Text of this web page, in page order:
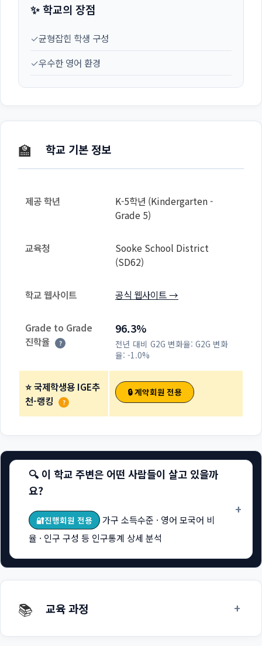
✨ 학교의 장점
✓균형잡힌 학생 구성
✓우수한 영어 환경
🏫 학교 기본 정보
제공 학년
K-5학년 (Kindergarten -
Grade 5)
교육청
Sooke School District
(SD62)
학교 웹사이트 공식 웹사이트 →
Grade to Grade
진학율
?
96.3%
전년 대비 G2G 변화율: G2G 변화
율: -1.0%
⭐ 국제학생용 IGE추
천-랭킹
?
🔒 계약회원 전용
🔍 이 학교 주변은 어떤 사람들이 살고 있을까
요?
🔐진행회원 전용
가구 소득수준 · 영어 모국어 비
율 · 인구 구성 등 인구통계 상세 분석
+
📚 교육 과정 +